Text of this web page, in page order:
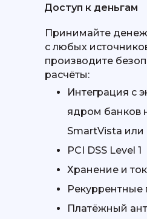
Принимайте
с любых
производите
расчёты:
Интеграция с
ядром банков
SmartVista или
PCI DSS Level 1
Хранение и
Рекуррентные
Платёжный
Доступ к деньгам